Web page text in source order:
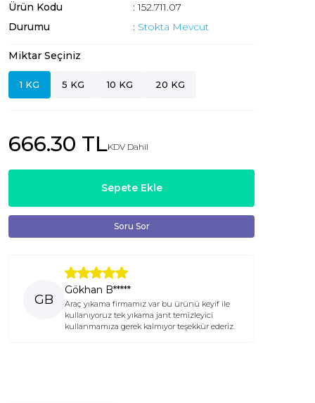
Ürün Kodu
: 152.711.07
Durumu
: Stokta Mevcut
Miktar Seçiniz
1 KG 5 KG 10 KG 20 KG
666.30 TLKDV Dahil
Sepete Ekle
Soru Sor
GB
Gökhan B*****
Araç yıkama firmamız var bu ürünü keyif ile
kullanıyoruz tek yıkama jant temizleyici
kullanmamıza gerek kalmıyor teşekkür ederiz.